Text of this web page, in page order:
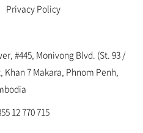
Privacy Policy
#445, Monivong Blvd. (St. 93 /
7 Makara, Phnom Penh,
12 770 715